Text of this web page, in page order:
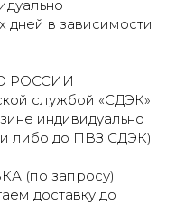
дней в зависимости
РОССИИ
службой «СДЭК»
индивидуально
либо до ПВЗ СДЭК)
(по запросу)
доставку до